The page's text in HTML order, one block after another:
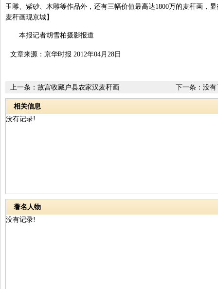
玉雕、紫砂、木雕等作品外，还有三幅价值最高达1800万的麦秆画，
麦秆画现京城】
本报记者胡雪柏摄影报道
文章来源：京华时报 2012年04月28日
下一条：没有
上一条： 故宫收藏户县农家汉麦秆画
相关信息
没有记录!
著名人物
没有记录!